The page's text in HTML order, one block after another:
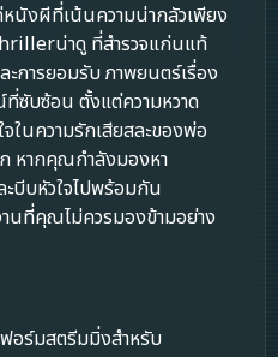
งผีที่เน้นความน่ากลัวเพียง
น่าดู ที่สำรวจแก่นแท้
การยอมรับ ภาพยนตร์เรื่อง
ซับซ้อน ตั้งแต่ความหวาด
ในความรักเสียสละของพ่อ
หากคุณกำลังมองหา
บีบหัวใจไปพร้อมกัน
ที่คุณไม่ควรมองข้ามอย่าง
อร์มสตรีมมิ่งสำหรับ